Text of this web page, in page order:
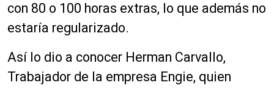
con 80 o 100 horas extras, lo que además no
estaría regularizado.
Así lo dio a conocer Herman Carvallo,
Trabajador de la empresa Engie, quien